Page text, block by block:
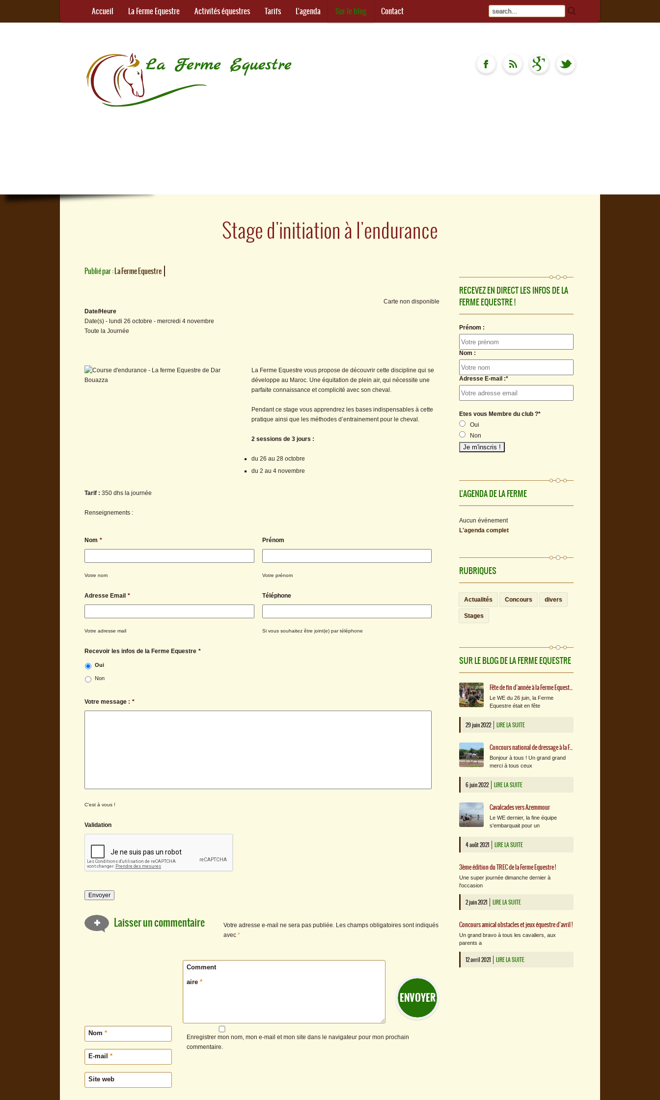
Accueil La Ferme Equestre Activités équestres Tarifs L’agenda Sur le blog Contact
Stage d'initiation à l'endurance
Publié par :La Ferme Equestre
Carte non disponible
Date/Heure
Date(s) - lundi 26 octobre - mercredi 4 novembre
Toute la Journée
La Ferme Equestre vous propose de découvrir cette discipline qui se
développe au Maroc. Une équitation de plein air, qui nécessite une
parfaite connaissance et complicité avec son cheval.
Pendant ce stage vous apprendrez les bases indispensables à cette
pratique ainsi que les méthodes d’entrainement pour le cheval.
2 sessions de 3 jours :
du 26 au 28 octobre
du 2 au 4 novembre
Tarif : 350 dhs la journée
Renseignements :
Nom *
Votre nom
Prénom
Votre prénom
Adresse Email *
Votre adresse mail
Téléphone
Si vous souhaitez être joint(e) par téléphone
Recevoir les infos de la Ferme Equestre *
Oui
Non
Votre message : *
C'est à vous !
Validation
Laisser un commentaire Votre adresse e-mail ne sera pas publiée. Les champs obligatoires sont indiqués
avec *
Comment
aire *
Nom *
E-mail *
Site web
Enregistrer mon nom, mon e-mail et mon site dans le navigateur pour mon prochain
commentaire.
RECEVEZ EN DIRECT LES INFOS DE LA
FERME EQUESTRE !
Prénom :
Nom :
Adresse E-mail :*
Etes vous Membre du club ?*
Oui
Non
L’AGENDA DE LA FERME
Aucun événement
L'agenda complet
RUBRIQUES
Actualités Concours divers
Stages
SUR LE BLOG DE LA FERME EQUESTRE
Fête de fin d’année à la Ferme Equestre !
Le WE du 26 juin, la Ferme
Equestre était en fête
29 juin 2022 LIRE LA SUITE
Concours national de dressage à la Ferme Equestre : l’album photos !
Bonjour à tous ! Un grand grand
merci à tous ceux
6 juin 2022 LIRE LA SUITE
Cavalcades vers Azemmour
Le WE dernier, la fine équipe
s'embarquait pour un
4 août 2021 LIRE LA SUITE
3ème édition du TREC de la Ferme Equestre !
Une super journée dimanche dernier à
l'occasion
2 juin 2021 LIRE LA SUITE
Concours amical obstacles et jeux équestre d’avril !
Un grand bravo à tous les cavaliers, aux
parents a
12 avril 2021 LIRE LA SUITE